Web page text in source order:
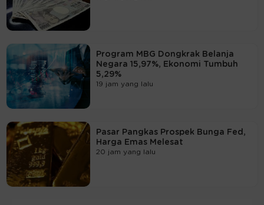
Program MBG Dongkrak Belanja
Negara 15,97%, Ekonomi Tumbuh
5,29%
19 jam yang lalu
Pasar Pangkas Prospek Bunga Fed,
Harga Emas Melesat
20 jam yang lalu